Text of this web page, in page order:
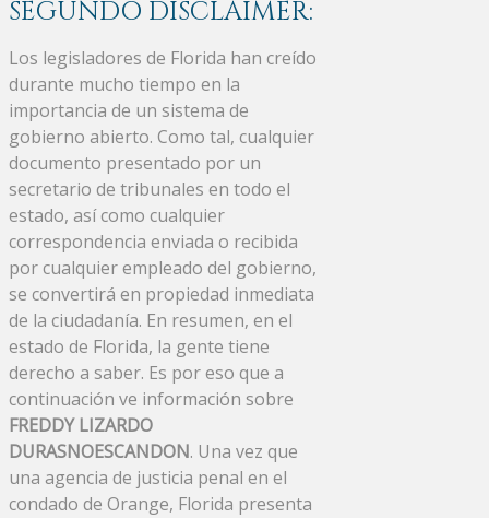
SEGUNDO DISCLAIMER:
Los legisladores de Florida han creído
durante mucho tiempo en la
importancia de un sistema de
gobierno abierto. Como tal, cualquier
documento presentado por un
secretario de tribunales en todo el
estado, así como cualquier
correspondencia enviada o recibida
por cualquier empleado del gobierno,
se convertirá en propiedad inmediata
de la ciudadanía. En resumen, en el
estado de Florida, la gente tiene
derecho a saber. Es por eso que a
continuación ve información sobre
FREDDY LIZARDO
DURASNOESCANDON. Una vez que
una agencia de justicia penal en el
condado de Orange, Florida presenta